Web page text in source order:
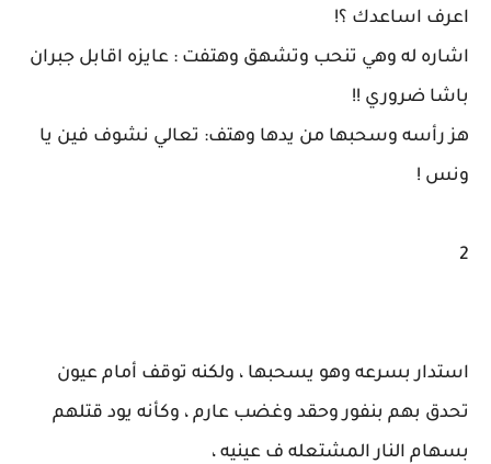
اعرف اساعدك ؟!
اشاره له وهي تنحب وتشهق وهتفت : عايزه اقابل جبران
باشا ضروري !!
هز رأسه وسحبها من يدها وهتف: تعالي نشوف فين يا
ونس !
2
استدار بسرعه وهو يسحبها ، ولكنه توقف أمام عيون
تحدق بهم بنفور وحقد وغضب عارم ، وكأنه يود قتلهم
بسهام النار المشتعله ف عينيه ،